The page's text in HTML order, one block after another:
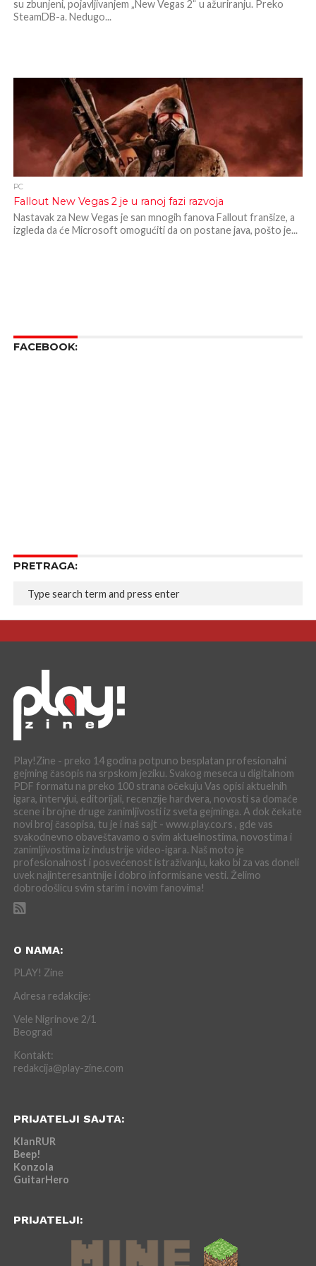
su zbunjeni, pojavljivanjem „New Vegas 2“ u ažuriranju. Preko
SteamDB-a. Nedugo...
PC
Fallout New Vegas 2 je u ranoj fazi razvoja
Nastavak za New Vegas je san mnogih fanova Fallout franšize, a
izgleda da će Microsoft omogućiti da on postane java, pošto je...
FACEBOOK:
PRETRAGA:
Play!Zine - preko 14 godina potpuno besplatan profesionalni
gejming časopis na srpskom jeziku. Svakog meseca u digitalnom
PDF formatu na preko 100 strana očekuju Vas opisi aktuelnih
igara, intervjui, editorijali, recenzije hardvera, novosti sa domaće
scene i brojne druge zanimljivosti iz sveta gejminga. A dok čekate
novi broj časopisa, tu je i naš sajt - www.play.co.rs , gde vas
svakodnevno obaveštavamo o svim aktuelnostima, novostima i
zanimljivostima iz industrije video-igara. Naš moto je
profesionalnost i posvećenost istraživanju, kako bi za vas doneli
uvek najinteresantnije i dobro informisane vesti. Želimo
dobrodošlicu svim starim i novim fanovima!
O NAMA:
PLAY! Zine
Adresa redakcije:
Vele Nigrinove 2/1
Beograd
Kontakt:
redakcija@play-zine.com
PRIJATELJI SAJTA:
KlanRUR
Beep!
Konzola
GuitarHero
PRIJATELJI: